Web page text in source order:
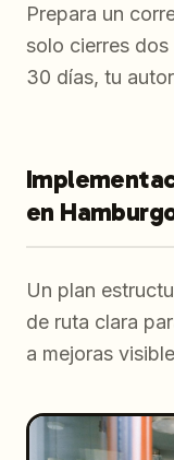
Prepara un
solo cierres
30 días, tu
en
Un plan
de ruta clara
a mejoras